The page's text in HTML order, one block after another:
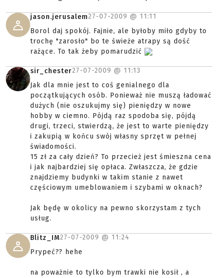
jason.jerusalem27-07-2009 @ 11:11
Borol daj spokój. Fajnie, ale byłoby miło gdyby to
trochę "zarosło" bo te świeże atrapy są dość
rażące. To tak żeby pomarudzić
sir_chester27-07-2009 @ 11:13
Jak dla mnie jest to coś genialnego dla
początkujących osób. Ponieważ nie muszą ładować
dużych (nie oszukujmy się) pieniędzy w nowe
hobby w ciemno. Pójdą raz spodoba się, pójdą
drugi, trzeci, stwierdzą, że jest to warte pieniędzy
i zakupią w końcu swój własny sprzęt w pełnej
świadomości.
15 zł za cały dzień? To przecież jest śmieszna cena
i jak najbardziej się opłaca. Zwłaszcza, że gdzie
znajdziemy budynki w takim stanie z nawet
częściowym umeblowaniem i szybami w oknach?
Jak będę w okolicy na pewno skorzystam z tych
usług.
Blitz_IM27-07-2009 @ 11:24
Prypeć?? hehe
na poważnie to tylko bym trawki nie kosił , a